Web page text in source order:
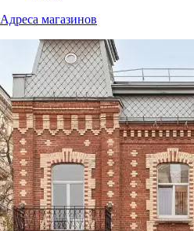
Адреса магазинов